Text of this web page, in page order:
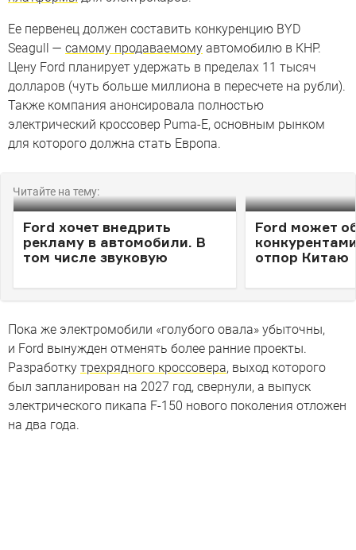
Ее первенец должен составить конкуренцию BYD
Seagull — самому продаваемому автомобилю в КНР.
Цену Ford планирует удержать в пределах 11 тысяч
долларов (чуть больше миллиона в пересчете на рубли).
Также компания анонсировала полностью
электрический кроссовер Puma-E, основным рынком
для которого должна стать Европа.
Читайте на тему:
Ford хочет внедрить
рекламу в автомобили. В
том числе звуковую
Ford может
отпор Китаю
Пока же электромобили «голубого овала» убыточны,
и Ford вынужден отменять более ранние проекты.
Разработку трехрядного кроссовера, выход которого
был запланирован на 2027 год, свернули, а выпуск
электрического пикапа F-150 нового поколения отложен
на два года.